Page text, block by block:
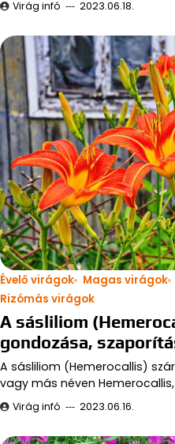
Virág infó 2023.06.18.
Évelő virágok Magas virágok
Rizómás virágok
A sásliliom
gondozása,
A sásliliom (Hemerocallis)
vagy más néven
Virág infó 2023.06.16.